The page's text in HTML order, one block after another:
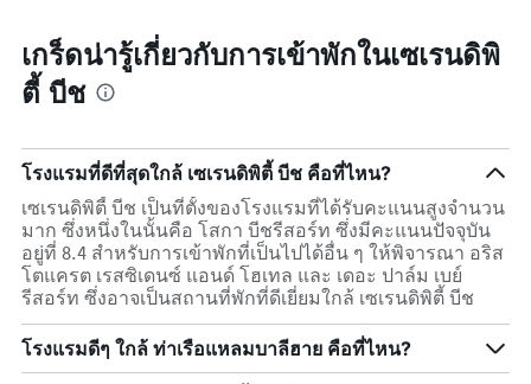
เกร็ดน่ารู้เกี่ยวกับการเข้าพักในเซเรนดิพิ
ตี้ บีช
โรงแรมที่ดีที่สุดใกล้ เซเรนดิพิตี้ บีช คือที่ไหน?
เซเรนดิพิตี้ บีช เป็นที่ตั้งของโรงแรมที่ได้รับคะแนนสูงจำนวน
มาก ซึ่งหนึ่งในนั้นคือ โสกา บีชรีสอร์ท ซึ่งมีคะแนนปัจจุบัน
อยู่ที่ 8.4 สำหรับการเข้าพักที่เป็นไปได้อื่น ๆ ให้พิจารณา อริส
โตแครต เรสซิเดนซ์ แอนด์ โฮเทล และ เดอะ ปาล์ม เบย์
รีสอร์ท ซึ่งอาจเป็นสถานที่พักที่ดีเยี่ยมใกล้ เซเรนดิพิตี้ บีช
โรงแรมดีๆ ใกล้ ท่าเรือแหลมบาลีฮาย คือที่ไหน?